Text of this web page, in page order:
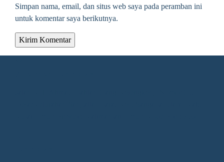
Simpan nama, email, dan situs web saya pada peramban ini
untuk komentar saya berikutnya.